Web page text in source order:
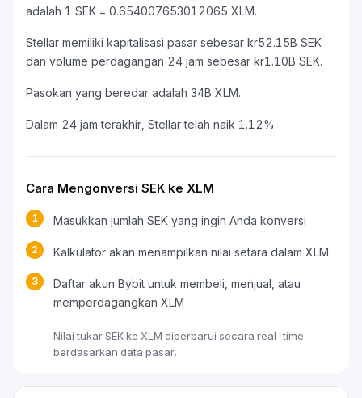
adalah 1 SEK = 0.654007653012065 XLM.
Stellar memiliki kapitalisasi pasar sebesar kr52.15B SEK
dan volume perdagangan 24 jam sebesar kr1.10B SEK.
Pasokan yang beredar adalah 34B XLM.
Dalam 24 jam terakhir, Stellar telah naik 1.12%.
Cara Mengonversi SEK ke XLM
1 Masukkan jumlah SEK yang ingin Anda konversi
2 Kalkulator akan menampilkan nilai setara dalam XLM
3
Daftar akun Bybit untuk membeli, menjual, atau
memperdagangkan XLM
Nilai tukar SEK ke XLM diperbarui secara real-time
berdasarkan data pasar.